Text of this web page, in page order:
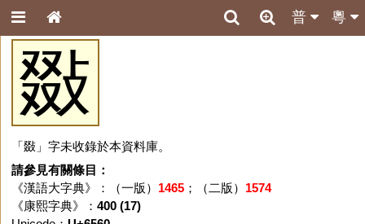
粵
普
敠
「敠」字未收錄於本資料庫。
請參見有關條目：
《漢語大字典》：（一版） 1465；（二版） 1574
《康熙字典》： 400 (17)